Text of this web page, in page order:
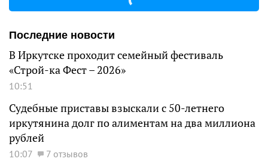
Последние новости
В Иркутске проходит семейный фестиваль
«Строй-ка Фест – 2026»
10:51
Судебные приставы взыскали с 50-летнего
иркутянина долг по алиментам на два миллиона
рублей
10:07 7 отзывов